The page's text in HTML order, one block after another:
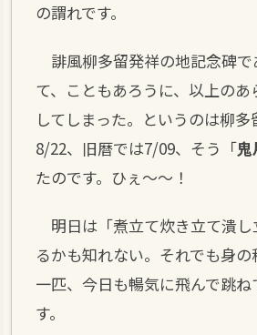
の謂れです。
誹風柳多留発祥の地記念碑
て、こともあろうに、以上の
してしまった。というのは柳
8/22、旧暦では7/09、そう「鬼
たのです。ひぇ～～！
明日は「煮立て炊き立て潰し
るかも知れない。それでも身
一匹、今日も暢気に飛んで跳
す。